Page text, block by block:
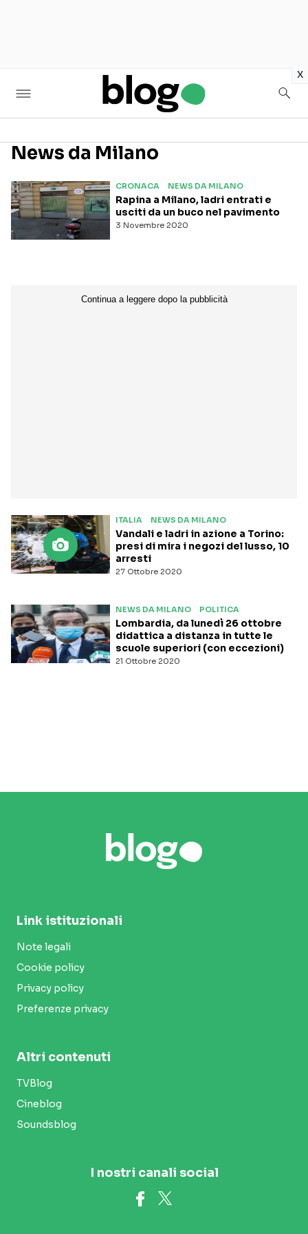
x
News da Milano
CRONACA NEWS DA MILANO
3 Novembre 2020
Rapina a Milano, ladri entrati e
usciti da un buco nel pavimento
ITALIA NEWS DA MILANO
27 Ottobre 2020
Vandali e ladri in azione a Torino:
presi di mira i negozi del lusso, 10
arresti
NEWS DA MILANO POLITICA
21 Ottobre 2020
Lombardia, da lunedì 26 ottobre
didattica a distanza in tutte le
scuole superiori (con eccezioni)
Link istituzionali
Note legali
Cookie policy
Privacy policy
Preferenze privacy
Altri contenuti
TVBlog
Cineblog
Soundsblog
I nostri canali social